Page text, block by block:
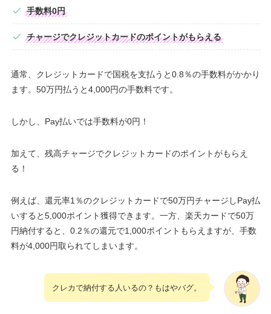
手数料0円
チャージでクレジットカードのポイントがもらえる
通常、クレジットカードで国税を支払うと0.8％の手数料がかかり
ます。50万円払うと4,000円の手数料です。
しかし、Pay払いでは手数料が0円！
加えて、残高チャージでクレジットカードのポイントがもらえ
る！
例えば、還元率1％のクレジットカードで50万円チャージしPay払
いすると5,000ポイント獲得できます。一方、楽天カードで50万
円納付すると、0.2％の還元で1,000ポイントもらえますが、手数
料が4,000円取られてしまいます。
クレカで納付する人いるの？もはやバグ。